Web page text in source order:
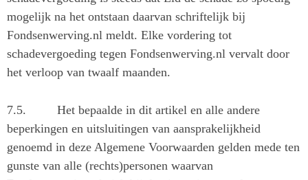
mogelijk na het ontstaan daarvan schriftelijk bij
Fondsenwerving.nl meldt. Elke vordering tot
schadevergoeding tegen Fondsenwerving.nl vervalt door
het verloop van twaalf maanden.
7.5. Het bepaalde in dit artikel en alle andere
beperkingen en uitsluitingen van aansprakelijkheid
genoemd in deze Algemene Voorwaarden gelden mede ten
gunste van alle (rechts)personen waarvan